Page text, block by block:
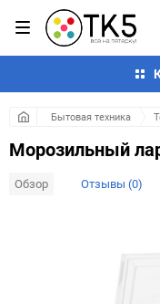
Бытовая техника
Морозильный
Обзор Отзывы (0)